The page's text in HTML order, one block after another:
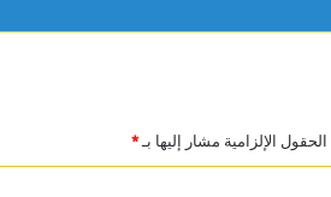
الحقول الإلزامية مشار إليها بـ*